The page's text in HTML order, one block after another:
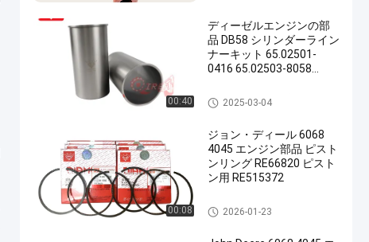
00:40
ディーゼルエンジンの部
品 DB58 シリンダーライン
ナーキット 65.02501-
0416 65.02503-8058
0068
DOOSAN エンジン部品
2025-03-04
00:08
ジョン・ディール 6068
4045 エンジン部品 ピスト
ンリング RE66820 ピスト
ン用 RE515372
ジョン・ディール エンジン部
品
2026-01-23